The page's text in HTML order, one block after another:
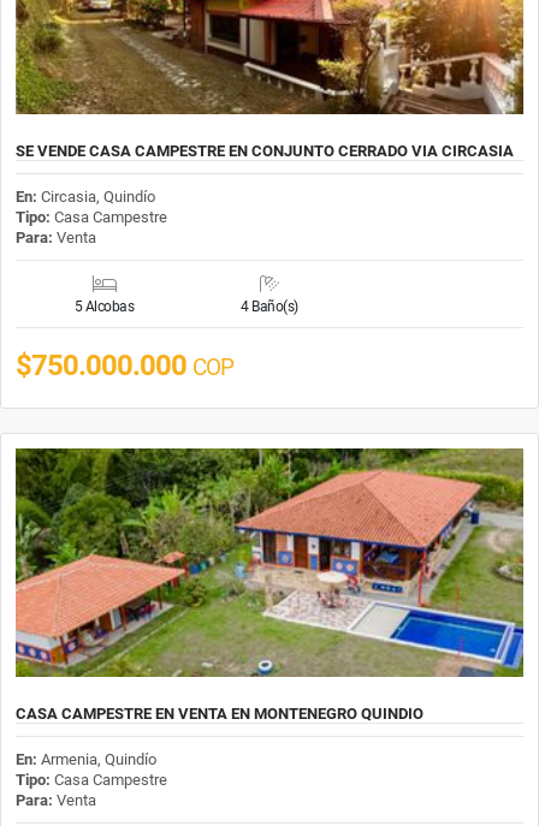
SE VENDE CASA CAMPESTRE EN CONJUNTO CERRADO VIA CIRCASIA
En: Circasia, Quindío
Tipo: Casa Campestre
Para: Venta
5 Alcobas 4 Baño(s)
$750.000.000 COP
CASA CAMPESTRE EN VENTA EN MONTENEGRO QUINDIO
En: Armenia, Quindío
Tipo: Casa Campestre
Para: Venta